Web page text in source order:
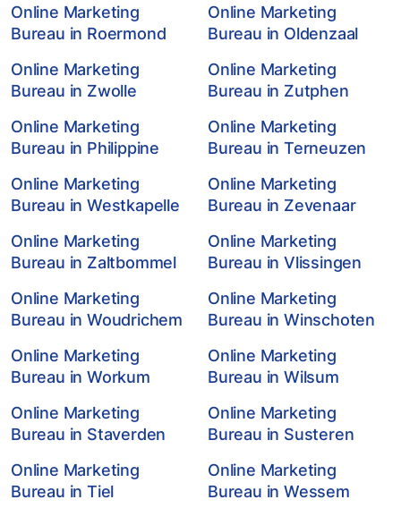
Online Marketing
Bureau in Roermond
Online Marketing
Bureau in Oldenzaal
Online Marketing
Bureau in Zwolle
Online Marketing
Bureau in Zutphen
Online Marketing
Bureau in Philippine
Online Marketing
Bureau in Terneuzen
Online Marketing
Bureau in Westkapelle
Online Marketing
Bureau in Zevenaar
Online Marketing
Bureau in Zaltbommel
Online Marketing
Bureau in Vlissingen
Online Marketing
Bureau in Woudrichem
Online Marketing
Bureau in Winschoten
Online Marketing
Bureau in Workum
Online Marketing
Bureau in Wilsum
Online Marketing
Bureau in Staverden
Online Marketing
Bureau in Susteren
Online Marketing
Bureau in Tiel
Online Marketing
Bureau in Wessem